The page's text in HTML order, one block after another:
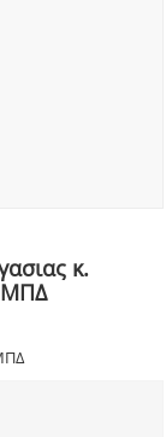
κ.
ΜΠΔ